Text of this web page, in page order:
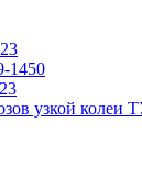
1450
узкой